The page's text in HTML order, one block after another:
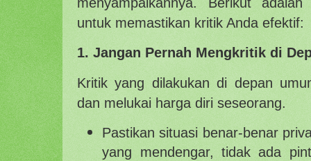
untuk memastikan kritik Anda efektif:
1. Jangan Pernah Mengkritik di
Kritik yang dilakukan di depan
dan melukai harga diri seseorang.
Pastikan situasi benar-benar
yang mendengar, tidak ada